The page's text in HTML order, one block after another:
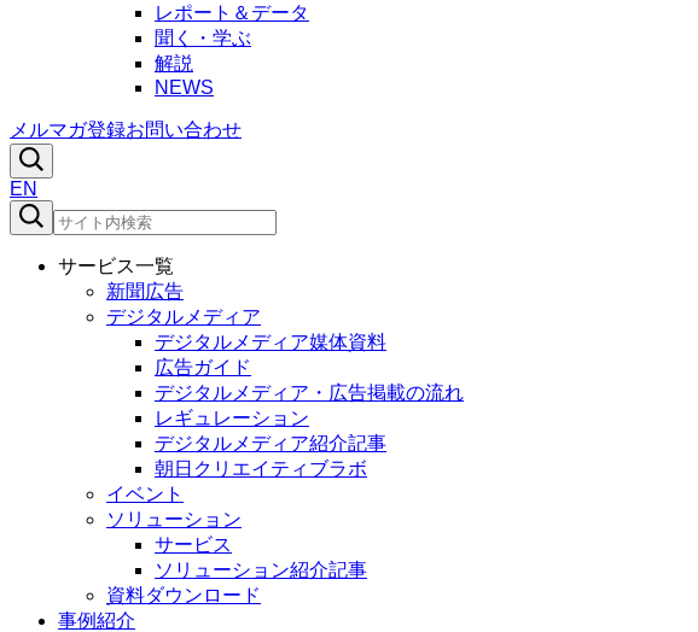
レポート＆データ
聞く・学ぶ
解説
NEWS
メルマガ登録お問い合わせ
EN
サービス一覧
新聞広告
デジタルメディア
デジタルメディア媒体資料
広告ガイド
デジタルメディア・広告掲載の流れ
レギュレーション
デジタルメディア紹介記事
朝日クリエイティブラボ
イベント
ソリューション
サービス
ソリューション紹介記事
資料ダウンロード
事例紹介